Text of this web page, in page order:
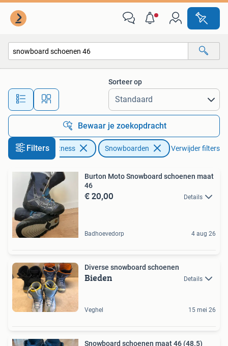
Alle afstanden…
Sorteer op
Bewaar je zoekopdracht
Filters
Sport en Fitness Snowboarden Verwijder filters
Burton Moto Snowboard schoenen maat
46
€ 20,00 Details
Badhoevedorp 4 aug 26
Diverse snowboard schoenen
Bieden Details
Veghel 15 mei 26
Snowboard schoenen maat 46 (48.5)